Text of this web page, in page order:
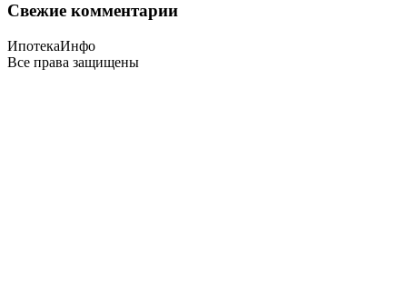
Свежие комментарии
ИпотекаИнфо
Все права защищены